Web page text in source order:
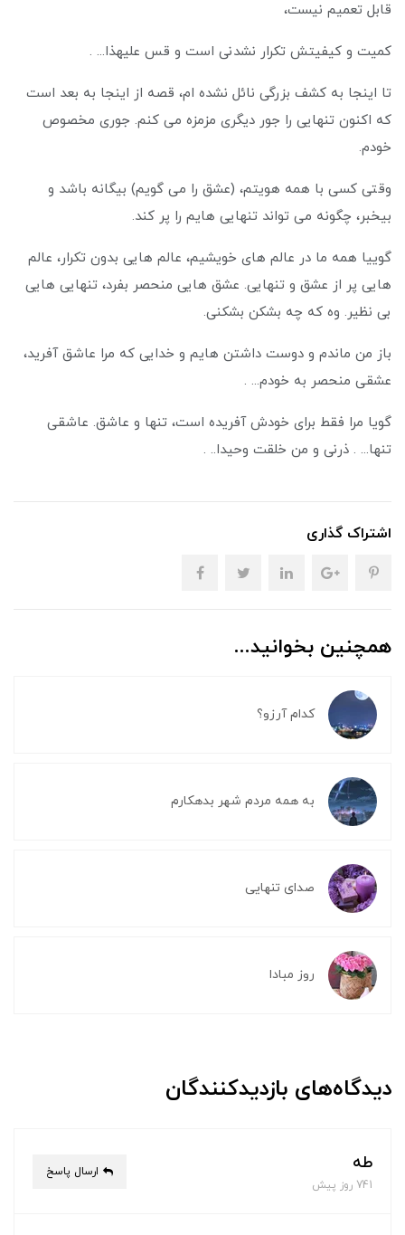
قابل تعمیم نیست،
کمیت و کیفیتش تکرار نشدنی است و قس علیهذا... .
تا اینجا به کشف بزرگی نائل نشده ام، قصه از اینجا به بعد است
که اکنون تنهایی را جور دیگری مزمزه می کنم. جوری مخصوص
خودم.
وقتی کسی با همه هویتم، (عشق را می گويم) بیگانه باشد و
بیخبر، چگونه می تواند تنهایی هایم را پر کند.
گوییا همه ما در عالم های خویشیم، عالم هایی بدون تکرار، عالم
هایی پر از عشق و تنهایی. عشق هایی منحصر بفرد، تنهایی هایی
بی نظیر. وه که چه بشکن بشکنی.
باز من ماندم و دوست داشتن هایم و خدایی که مرا عاشق آفرید،
عشقی منحصر به خودم... .
گویا مرا فقط برای خودش آفریده است، تنها و عاشق. عاشقی
تنها... . ذرنی و من خلقت وحیدا.. .
اشتراک گذاری
همچنین بخوانید...
کدام آرزو؟
به همه مردم شهر بدهکارم
صدای تنهایی
روز مبادا
دیدگاه‌های بازدیدکنندگان
طه
741 روز پیش
ارسال پاسخ